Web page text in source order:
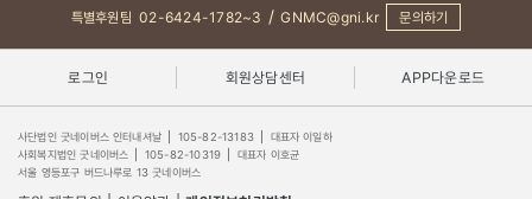
특별후원팀 02-6424-1782~3 / GNMC@gni.kr 문의하기
로그인 회원상담센터 APP다운로드
사단법인 굿네이버스 인터내셔날 105-82-13183
대표자 이일하
사회복지법인 굿네이버스
105-82-10319
대표자 이호균
서울 영등포구 버드나루로 13 굿네이버스